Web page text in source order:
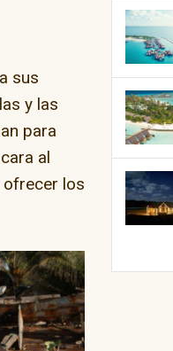
sus
y las
para
al
ofrecer los